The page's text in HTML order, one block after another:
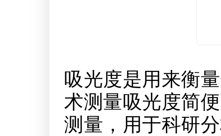
吸光度是用来衡
术测量吸光度简
测量，用于科研